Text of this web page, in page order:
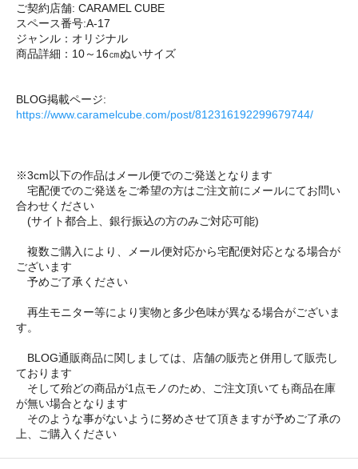
ご契約店舗: CARAMEL CUBE
スペース番号:A-17
ジャンル：オリジナル
商品詳細：10～16㎝ぬいサイズ
BLOG掲載ページ:
https://www.caramelcube.com/post/812316192299679744/
※3cm以下の作品はメール便でのご発送となります
宅配便でのご発送をご希望の方はご注文前にメールにてお問い
合わせください
(サイト都合上、銀行振込の方のみご対応可能)
複数ご購入により、メール便対応から宅配便対応となる場合が
ございます
予めご了承ください
再生モニター等により実物と多少色味が異なる場合がございま
す。
BLOG通販商品に関しましては、店舗の販売と併用して販売し
ております
そして殆どの商品が1点モノのため、ご注文頂いても商品在庫
が無い場合となります
そのような事がないように努めさせて頂きますが予めご了承の
上、ご購入ください